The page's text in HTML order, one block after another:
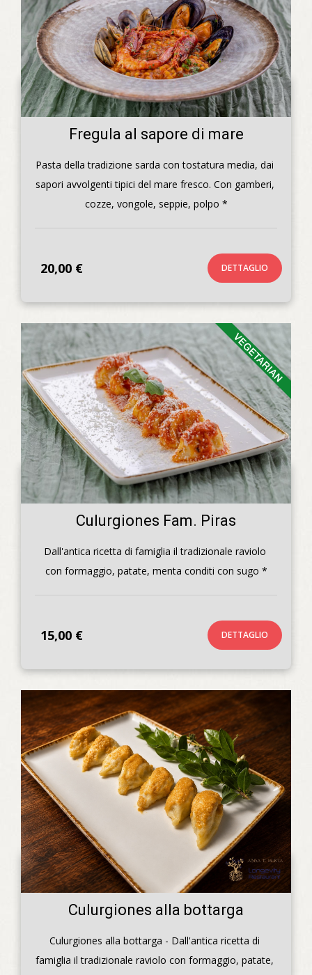
Fregula al sapore di mare
Pasta della tradizione sarda con tostatura media, dai
sapori avvolgenti tipici del mare fresco. Con gamberi,
cozze, vongole, seppie, polpo *
20,00 € DETTAGLIO
Culurgiones Fam. Piras
Dall'antica ricetta di famiglia il tradizionale raviolo
con formaggio, patate, menta conditi con sugo *
15,00 € DETTAGLIO
Culurgiones alla bottarga
Culurgiones alla bottarga - Dall'antica ricetta di
famiglia il tradizionale raviolo con formaggio, patate,